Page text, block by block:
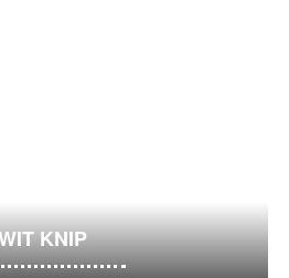
KNIP